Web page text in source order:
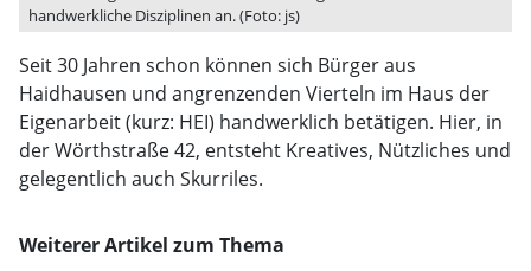
handwerkliche Disziplinen an. (Foto: js)
Seit 30 Jahren schon können sich Bürger aus
Haidhausen und angrenzenden Vierteln im Haus der
Eigenarbeit (kurz: HEI) handwerklich betätigen. Hier, in
der Wörthstraße 42, entsteht Kreatives, Nützliches und
gelegentlich auch Skurriles.
Weiterer Artikel zum Thema